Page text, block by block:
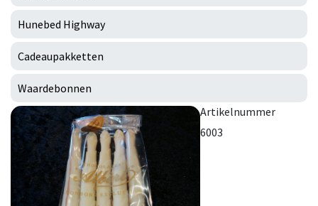
Hunebed Highway
Cadeaupakketten
Waardebonnen
Artikelnummer
6003